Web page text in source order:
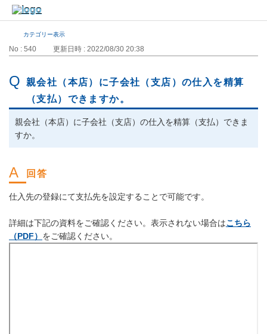
カテゴリー表示
No : 540 更新日時 : 2022/08/30 20:38
親会社（本店）に子会社（支店）の仕入を精算
（支払）できますか。
親会社（本店）に子会社（支店）の仕入を精算（支払）できま
すか。
仕入先の登録にて支払先を設定することで可能です。
詳細は下記の資料をご確認ください。表示されない場合はこちら
（PDF） をご確認ください。